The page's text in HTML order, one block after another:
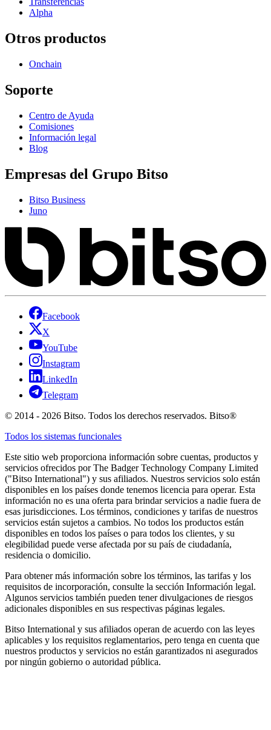
Alpha
Otros productos
Onchain
Soporte
Centro de Ayuda
Comisiones
Información legal
Blog
Empresas del Grupo Bitso
Bitso Business
Juno
Facebook
X
YouTube
Instagram
LinkedIn
Telegram
© 2014 - 2026 Bitso. Todos los derechos reservados. Bitso®
Todos los sistemas funcionales
Este sitio web proporciona información sobre cuentas, productos y
servicios ofrecidos por The Badger Technology Company Limited
("Bitso International") y sus afiliados. Nuestros servicios solo están
disponibles en los países donde tenemos licencia para operar. Esta
información no es una oferta para brindar servicios a nadie fuera de
esas jurisdicciones. Los términos, condiciones y tarifas de nuestros
servicios están sujetos a cambios. No todos los productos están
disponibles en todos los países o para todos los clientes, y su
elegibilidad puede verse afectada por su país de ciudadanía,
residencia o domicilio.
Para obtener más información sobre los términos, las tarifas y los
requisitos de incorporación, consulte la sección Información legal.
Algunos servicios también pueden tener divulgaciones de riesgos
adicionales disponibles en sus respectivas páginas legales.
Bitso International y sus afiliados operan de acuerdo con las leyes
aplicables y los requisitos reglamentarios, pero tenga en cuenta que
nuestros productos y servicios no están garantizados ni asegurados
por ningún gobierno o autoridad pública.